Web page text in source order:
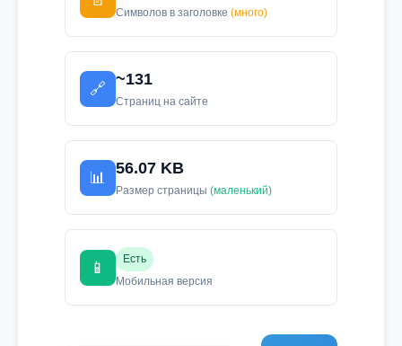
Символов в заголовке (много)
🔗
~131
Страниц на сайте
📊
56.07 KB
Размер страницы (маленький)
📱
Есть
Мобильная версия